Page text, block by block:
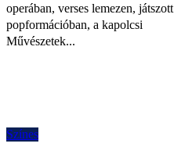
operában, verses lemezen, játszott
popformációban, a kapolcsi
Művészetek...
Színes